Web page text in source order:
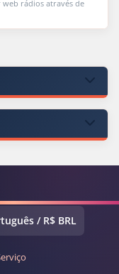
rádios através de
Português / R$ BRL